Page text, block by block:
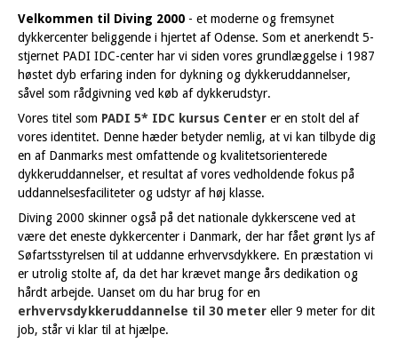
Velkommen til Diving 2000 - et moderne og fremsynet
dykkercenter beliggende i hjertet af Odense. Som et anerkendt 5-
stjernet PADI IDC-center har vi siden vores grundlæggelse i 1987
høstet dyb erfaring inden for dykning og dykkeruddannelser,
såvel som rådgivning ved køb af dykkerudstyr.
Vores titel som PADI 5* IDC kursus Center er en stolt del af
vores identitet. Denne hæder betyder nemlig, at vi kan tilbyde dig
en af Danmarks mest omfattende og kvalitetsorienterede
dykkeruddannelser, et resultat af vores vedholdende fokus på
uddannelsesfaciliteter og udstyr af høj klasse.
Diving 2000 skinner også på det nationale dykkerscene ved at
være det eneste dykkercenter i Danmark, der har fået grønt lys af
Søfartsstyrelsen til at uddanne erhvervsdykkere. En præstation vi
er utrolig stolte af, da det har krævet mange års dedikation og
hårdt arbejde. Uanset om du har brug for en
erhvervsdykkeruddannelse til 30 meter eller 9 meter for dit
job, står vi klar til at hjælpe.